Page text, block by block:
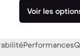
Voir les
Performances